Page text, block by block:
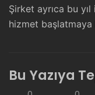
Şirket ayrıca bu
hizmet başlatmaya
Bu Yazıya